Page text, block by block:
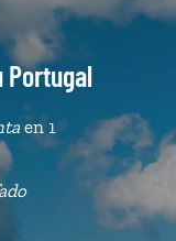
Portugal
en 1